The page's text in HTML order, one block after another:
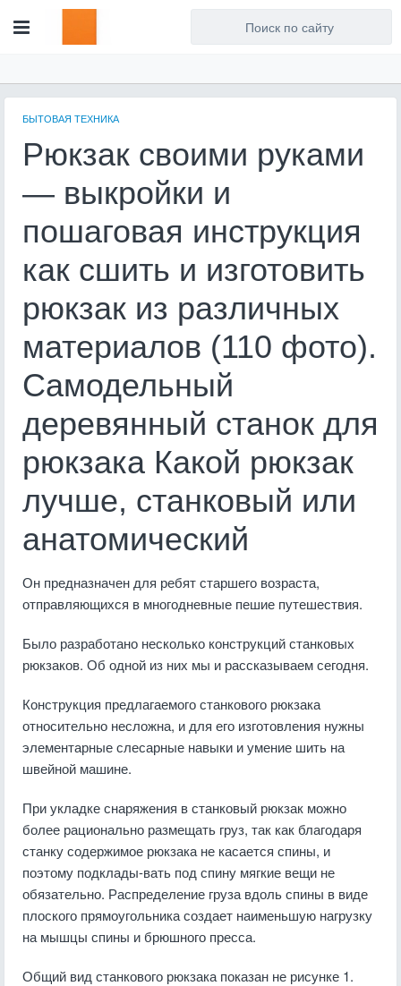
БЫТОВАЯ ТЕХНИКА
Рюкзак своими руками
— выкройки и
пошаговая инструкция
как сшить и изготовить
рюкзак из различных
материалов (110 фото).
Самодельный
деревянный станок для
рюкзака Какой рюкзак
лучше, станковый или
анатомический
Он предназначен для ребят старшего возраста,
отправляющихся в многодневные пешие путешествия.
Было разработано несколько конструкций станковых
рюкзаков. Об одной из них мы и рассказываем сегодня.
Конструкция предлагаемого станкового рюкзака
относительно несложна, и для его изготовления нужны
элементарные слесарные навыки и умение шить на
швейной машине.
При укладке снаряжения в станковый рюкзак можно
более рационально размещать груз, так как благодаря
станку содержимое рюкзака не касается спины, и
поэтому подклады-вать под спину мягкие вещи не
обязательно. Распределение груза вдоль спины в виде
плоского прямоугольника создает наименьшую нагрузку
на мышцы спины и брюшного пресса.
Общий вид станкового рюкзака показан не рисунке 1.
Для любых предложений по
сайту: artist71@cp9.ru